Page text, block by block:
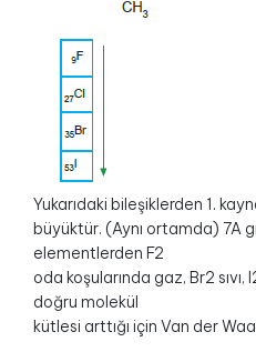
Yukarıdaki bileşiklerden 1.
büyüktür. (Aynı ortamda) 7A
elementlerden F2
oda koşularında gaz, Br2 sıvı,
doğru molekül
kütlesi arttığı için Van der